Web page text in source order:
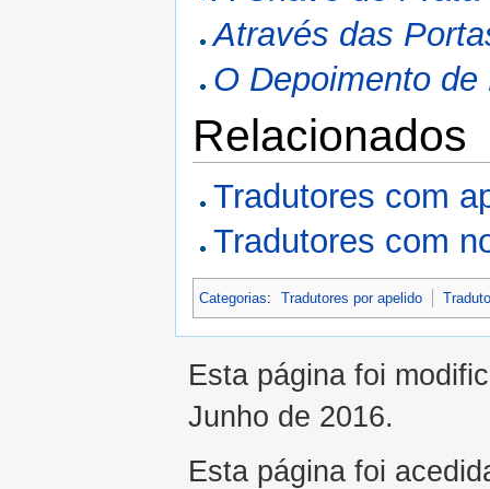
Através das
O Depoimento
Relacionados
Tradutores com
Tradutores com
Categorias: Tradutores por apelido
Esta página foi
Junho de 2016.
Esta página foi